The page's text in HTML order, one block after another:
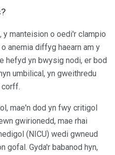
y manteision o oedi'r clampio
anemia diffyg haearn am y
hefyd yn bwysig nodi, er bod
umbilical, yn gweithredu
mae'n dod yn fwy critigol
gwirionedd, mae rhai
(NICU) wedi gwneud
gofal. Gyda'r babanod hyn,